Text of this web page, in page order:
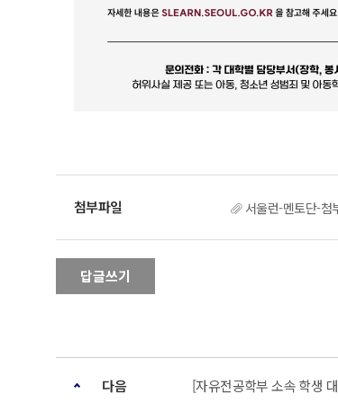
서울런-멘토단-첨
답글쓰기
다음 [자유전공학부 소속 학생